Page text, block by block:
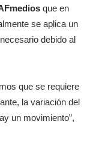
que en
se aplica un
debido al
que se requiere
la variación del
un movimiento”,